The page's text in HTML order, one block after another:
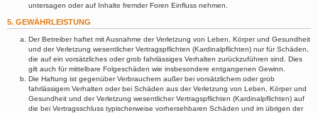
untersagen oder auf Inhalte fremder Foren Einfluss nehmen.
5. GEWÄHRLEISTUNG
Der Betreiber haftet mit Ausnahme der Verletzung von Leben, Körper und Gesundheit
und der Verletzung wesentlicher Vertragspflichten (Kardinalpflichten) nur für Schäden,
die auf ein vorsätzliches oder grob fahrlässiges Verhalten zurückzuführen sind. Dies
gilt auch für mittelbare Folgeschäden wie insbesondere entgangenen Gewinn.
Die Haftung ist gegenüber Verbrauchern außer bei vorsätzlichem oder grob
fahrlässigem Verhalten oder bei Schäden aus der Verletzung von Leben, Körper und
Gesundheit und der Verletzung wesentlicher Vertragspflichten (Kardinalpflichten) auf
die bei Vertragsschluss typischerweise vorhersehbaren Schäden und im übrigen der